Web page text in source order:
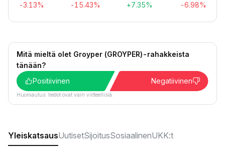
-3.13% -15.43% +7.35% -6.98%
Mitä mieltä olet Groyper (GROYPER)-rahakkeista
tänään?
Positiivinen
Negatiivinen
Huomautus: tiedot ovat vain viitteellisiä.
YleiskatsausUutisetSijoitusSosiaalinenUKK:t